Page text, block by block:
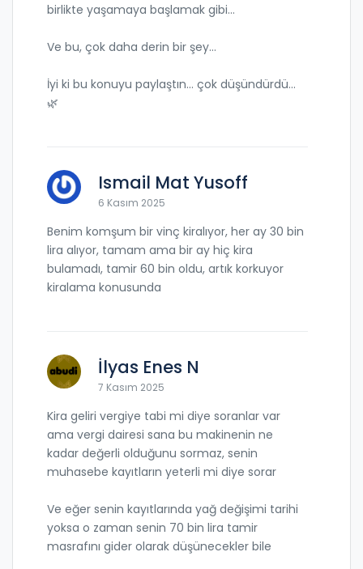
birlikte yaşamaya başlamak gibi...
Ve bu, çok daha derin bir şey...
İyi ki bu konuyu paylaştın... çok düşündürdü...
🌿
Ismail Mat Yusoff
6 Kasım 2025
Benim komşum bir vinç kiralıyor, her ay 30 bin
lira alıyor, tamam ama bir ay hiç kira
bulamadı, tamir 60 bin oldu, artık korkuyor
kiralama konusunda
İlyas Enes N
7 Kasım 2025
Kira geliri vergiye tabi mi diye soranlar var
ama vergi dairesi sana bu makinenin ne
kadar değerli olduğunu sormaz, senin
muhasebe kayıtların yeterli mi diye sorar
Ve eğer senin kayıtlarında yağ değişimi tarihi
yoksa o zaman senin 70 bin lira tamir
masrafını gider olarak düşünecekler bile